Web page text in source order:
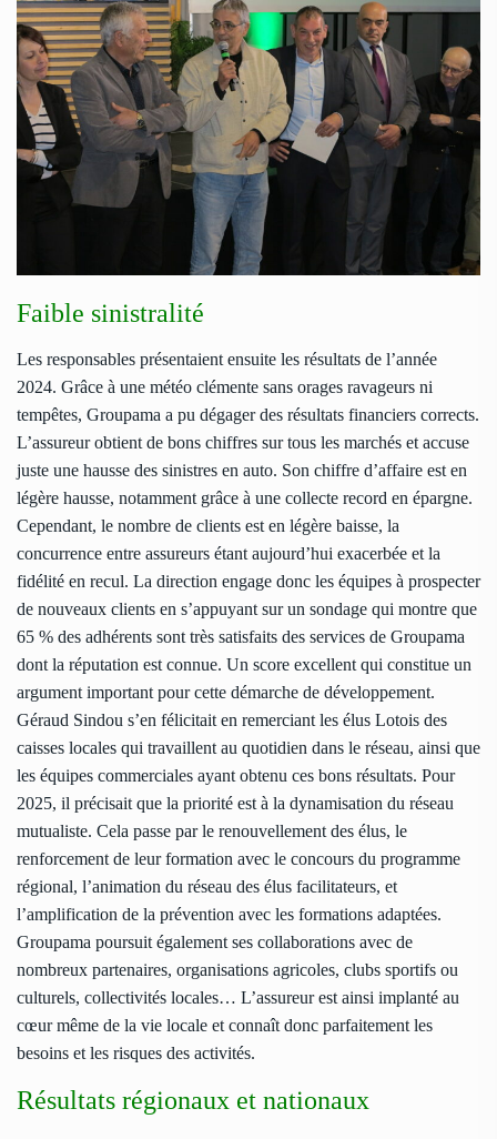
Faible sinistralité
Les responsables présentaient ensuite les résultats de l’année
2024. Grâce à une météo clémente sans orages ravageurs ni
tempêtes, Groupama a pu dégager des résultats financiers corrects.
L’assureur obtient de bons chiffres sur tous les marchés et accuse
juste une hausse des sinistres en auto. Son chiffre d’affaire est en
légère hausse, notamment grâce à une collecte record en épargne.
Cependant, le nombre de clients est en légère baisse, la
concurrence entre assureurs étant aujourd’hui exacerbée et la
fidélité en recul. La direction engage donc les équipes à prospecter
de nouveaux clients en s’appuyant sur un sondage qui montre que
65 % des adhérents sont très satisfaits des services de Groupama
dont la réputation est connue. Un score excellent qui constitue un
argument important pour cette démarche de développement.
Géraud Sindou s’en félicitait en remerciant les élus Lotois des
caisses locales qui travaillent au quotidien dans le réseau, ainsi que
les équipes commerciales ayant obtenu ces bons résultats. Pour
2025, il précisait que la priorité est à la dynamisation du réseau
mutualiste. Cela passe par le renouvellement des élus, le
renforcement de leur formation avec le concours du programme
régional, l’animation du réseau des élus facilitateurs, et
l’amplification de la prévention avec les formations adaptées.
Groupama poursuit également ses collaborations avec de
nombreux partenaires, organisations agricoles, clubs sportifs ou
culturels, collectivités locales… L’assureur est ainsi implanté au
cœur même de la vie locale et connaît donc parfaitement les
besoins et les risques des activités.
Résultats régionaux et nationaux